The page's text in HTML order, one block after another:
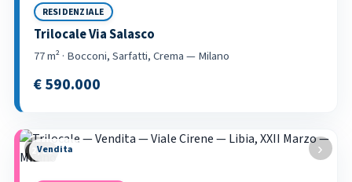
RESIDENZIALE
Trilocale Via Salasco
77 m² · Bocconi, Sarfatti, Crema — Milano
€ 590.000
‹ ›
2 / 36
Vendita